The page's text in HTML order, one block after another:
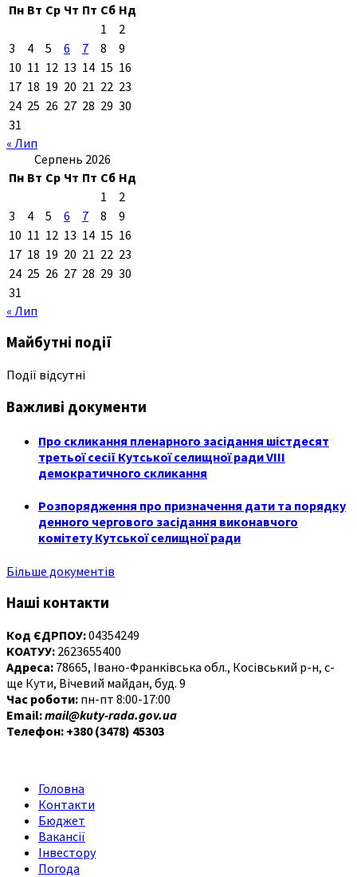
Пн Вт Ср Чт Пт Сб Нд
1
2
3
4 5 6 7 8
9
10 11 12 13 14 15 16
17 18 19 20 21 22 23
24 25 26 27 28 29 30
31
« Лип
Серпень 2026
Пн Вт Ср Чт Пт Сб Нд
1
2
3
4 5 6 7 8
9
10 11 12 13 14 15 16
17 18 19 20 21 22 23
24 25 26 27 28 29 30
31
« Лип
Майбутні події
Події відсутні
Важливі документи
Про скликання пленарного засідання шістдесят
третьої сесії Кутської селищної ради VIII
демократичного скликання
Розпорядження про призначення дати та порядку
денного чергового засідання виконавчого
комітету Кутської селищної ради
Більше документів
Наші контакти
Код ЄДРПОУ:04354249
КОАТУУ: 2623655400
Адреса: 78665, Івано-Франківська обл., Косівський р-н, с-
ще Кути, Вічевий майдан, буд. 9
Час роботи: пн-пт 8:00-17:00
Email:mail@kuty-rada.gov.ua
Телефон: +380 (3478) 45303
Головна
Контакти
Бюджет
Вакансії
Інвестору
Погода